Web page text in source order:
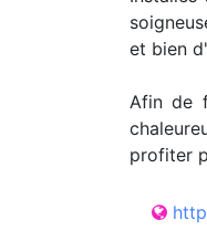
et bien
Afin de
profiter